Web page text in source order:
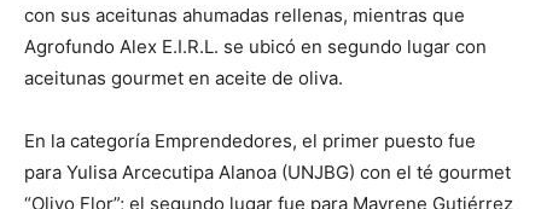
con sus aceitunas ahumadas rellenas, mientras que
Agrofundo Alex E.I.R.L. se ubicó en segundo lugar con
aceitunas gourmet en aceite de oliva.
En la categoría Emprendedores, el primer puesto fue
para Yulisa Arcecutipa Alanoa (UNJBG) con el té gourmet
“Olivo Flor”; el segundo lugar fue para Mayrene Gutiérrez